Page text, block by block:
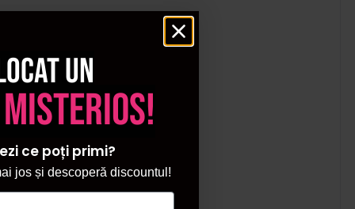
generatie.un
ce poți primi?
jos și descoperă discountul!